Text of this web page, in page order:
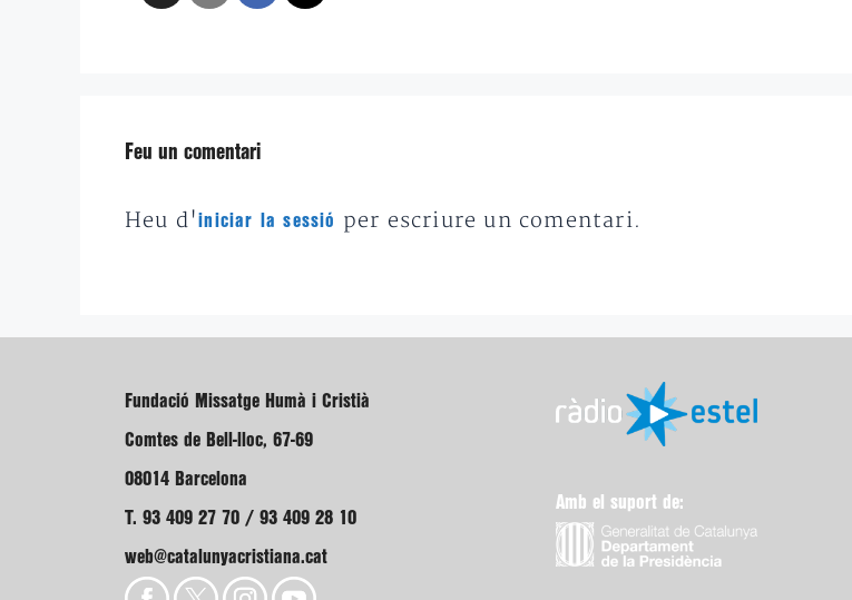
Feu un comentari
Heu d'iniciar la sessió per escriure un comentari.
Fundació Missatge Humà i Cristià
Comtes de Bell-lloc, 67-69
08014 Barcelona
T. 93 409 27 70 / 93 409 28 10
web@catalunyacristiana.cat
Amb el suport de: